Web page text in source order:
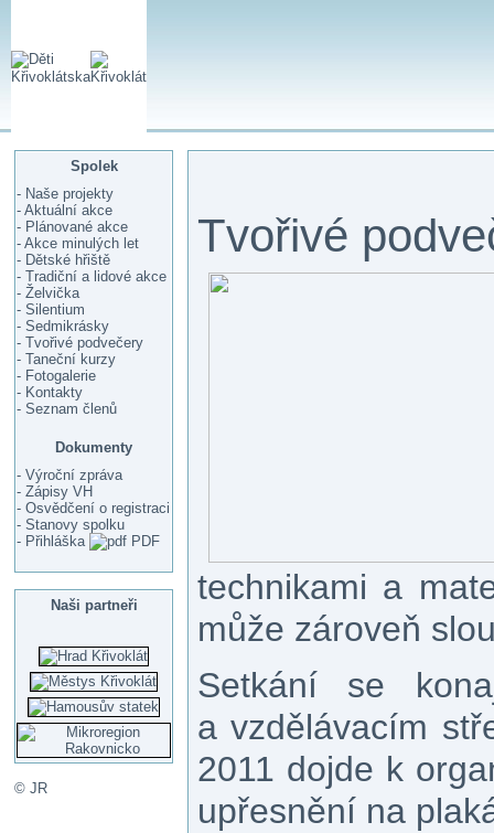
Spolek
- Naše projekty
- Aktuální akce
- Plánované akce
- Akce minulých let
- Dětské hřiště
- Tradiční a lidové akce
- Želvička
- Silentium
- Sedmikrásky
- Tvořivé podvečery
- Taneční kurzy
- Fotogalerie
- Kontakty
- Seznam členů
Dokumenty
- Výroční zpráva
- Zápisy VH
- Osvědčení o registraci
- Stanovy spolku
- Přihláška
PDF
Naši partneři
© JR
Tvořivé
technikami a
může zároveň
Setkání se
a vzdělávacím
2011 dojde k
upřesnění na